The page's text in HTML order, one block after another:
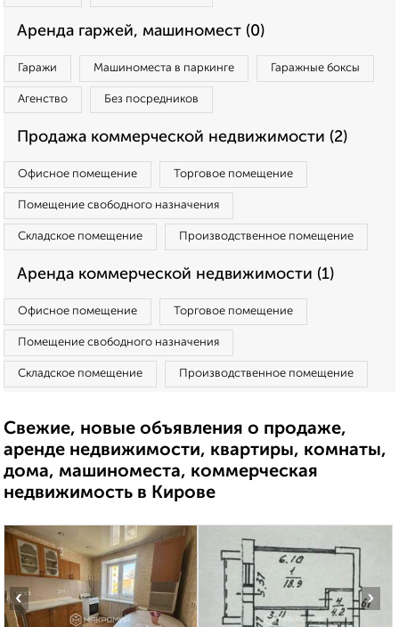
Аренда гаржей, машиномест (0)
Гаражи Машиноместа в паркинге Гаражные боксы
Агенство Без посредников
Продажа коммерческой недвижимости (2)
Офисное помещение Торговое помещение
Помещение свободного назначения
Складское помещение Производственное помещение
Аренда коммерческой недвижимости (1)
Офисное помещение Торговое помещение
Помещение свободного назначения
Складское помещение Производственное помещение
Свежие, новые объявления о продаже,
аренде недвижимости, квартиры, комнаты,
дома, машиноместа, коммерческая
недвижимость в Кирове
‹ ›